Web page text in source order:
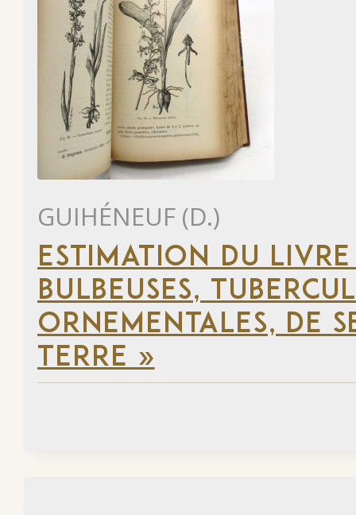
GUIHÉNEUF (D.)
ESTIMATION DU
BULBEUSES,
ORNEMENTALES, DE
TERRE »